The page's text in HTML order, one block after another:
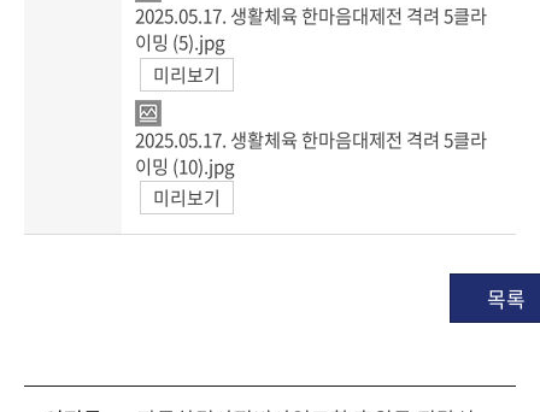
2025.05.17. 생활체육 한마음대제전 격려 5클라
이밍 (5).jpg
미리보기
2025.05.17. 생활체육 한마음대제전 격려 5클라
이밍 (10).jpg
미리보기
목록